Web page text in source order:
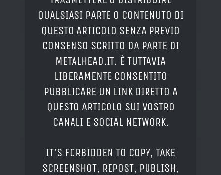
QUALSIASI PARTE O CONTENUTO DI
QUESTO ARTICOLO SENZA PREVIO
CONSENSO SCRITTO DA PARTE DI
METALHEAD.IT. È TUTTAVIA
LIBERAMENTE CONSENTITO
PUBBLICARE UN LINK DIRETTO A
QUESTO ARTICOLO SUI VOSTRO
CANALI E SOCIAL NETWORK.
IT'S FORBIDDEN TO COPY, TAKE
SCREENSHOT, REPOST, PUBLISH,